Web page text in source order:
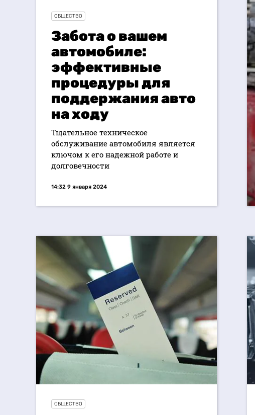
ОБЩЕСТВО
Забота о вашем
автомобиле:
эффективные
процедуры для
поддержания авто
на ходу
Тщательное техническое
обслуживание автомобиля является
ключом к его надежной работе и
долговечности
14:32 9 января 2024
ОБЩЕСТВО